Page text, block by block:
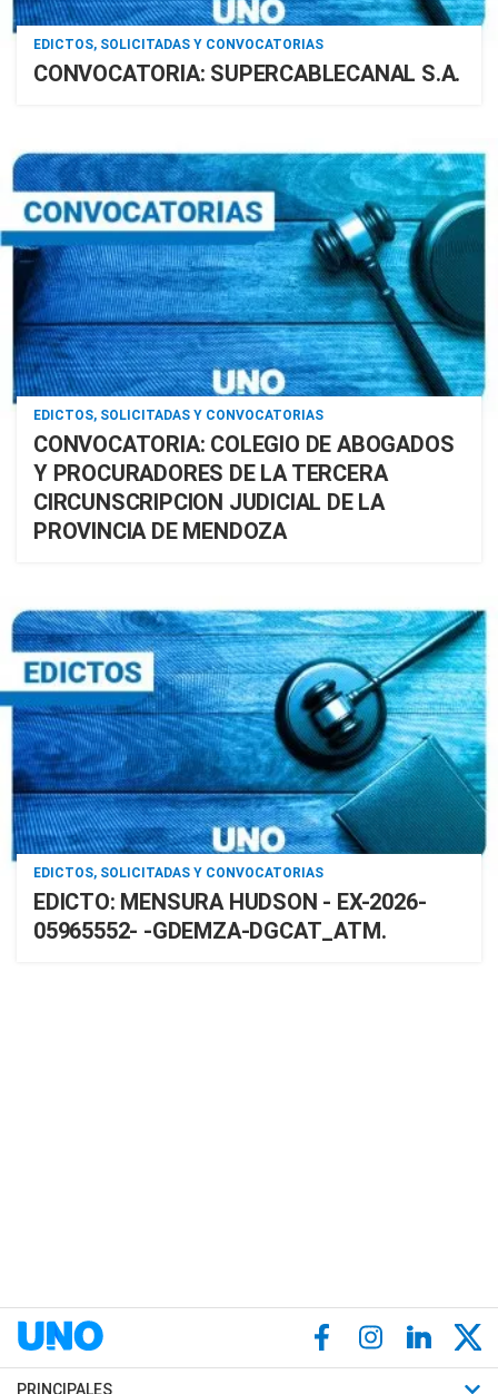
EDICTOS, SOLICITADAS Y CONVOCATORIAS
CONVOCATORIA: SUPERCABLECANAL S.A.
EDICTOS, SOLICITADAS Y CONVOCATORIAS
CONVOCATORIA: COLEGIO DE ABOGADOS
Y PROCURADORES DE LA TERCERA
CIRCUNSCRIPCION JUDICIAL DE LA
PROVINCIA DE MENDOZA
EDICTOS, SOLICITADAS Y CONVOCATORIAS
EDICTO: MENSURA HUDSON - EX-2026-
05965552- -GDEMZA-DGCAT_ATM.
PRINCIPALES